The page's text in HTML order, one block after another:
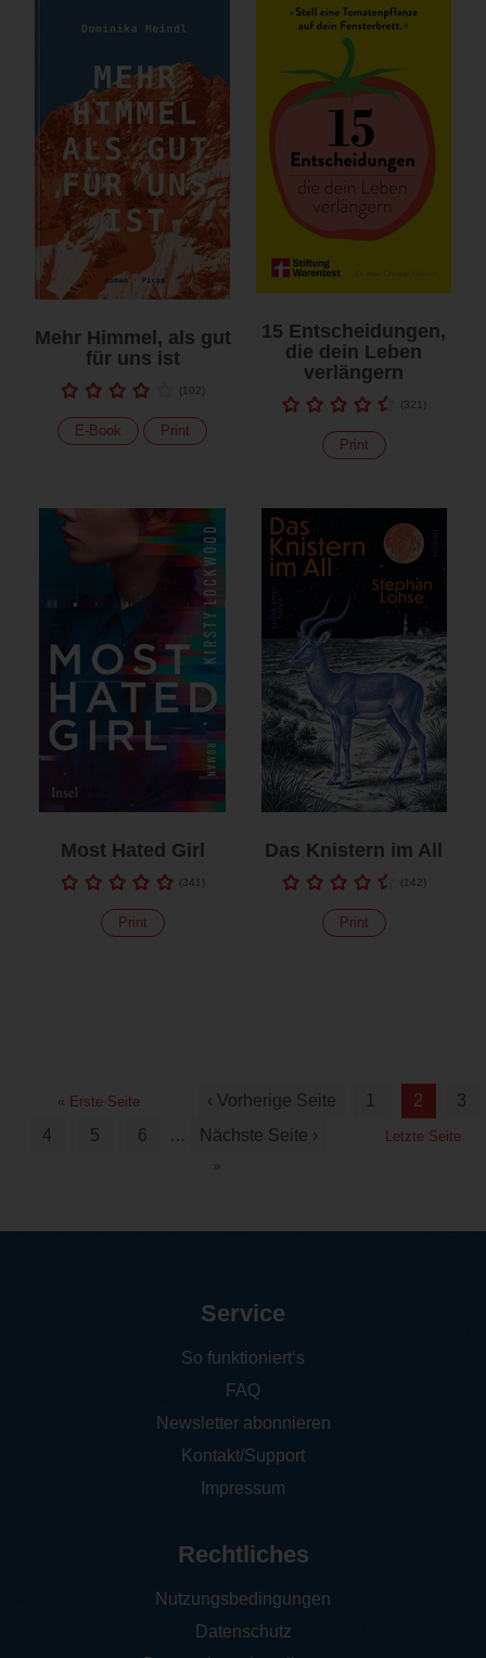
Mehr Himmel, als gut
für uns ist
(102)
E-Book Print
15 Entscheidungen,
die dein Leben
verlängern
(321 )
Print
Most Hated Girl
(341 )
Print
Das Knistern im All
(142)
Print
« Erste Seite ‹ Vorherige Seite 1 2
3
4
5 6 … Nächste Seite ›
Letzte Seite
»
Service
So funktioniert‘s
FAQ
Newsletter abonnieren
Kontakt/Support
Impressum
Rechtliches
Nutzungsbedingungen
Datenschutz